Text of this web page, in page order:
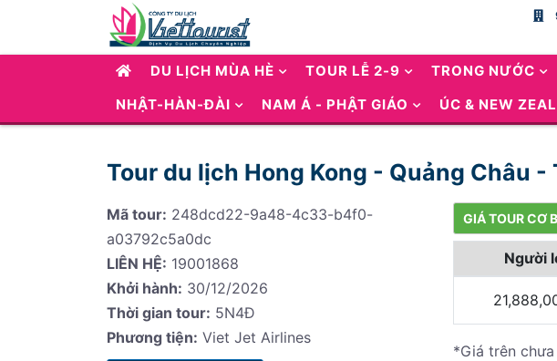
DU LỊCH MÙA HÈ TOUR LỄ 2-9 TRONG NƯỚC
NHẬT-HÀN-ĐÀI
NAM Á - PHẬT GIÁO ÚC & NEW
Tour du lịch Hong Kong - Quảng Châu
Mã tour: 248dcd22-9a48-4c33-b4f0-
a03792c5a0dc
LIÊN HỆ: 19001868
Khởi hành: 30/12/2026
Thời gian tour: 5N4Đ
Phương tiện: Viet Jet Airlines
GIÁ TOUR CƠ
Người
*Giá trên